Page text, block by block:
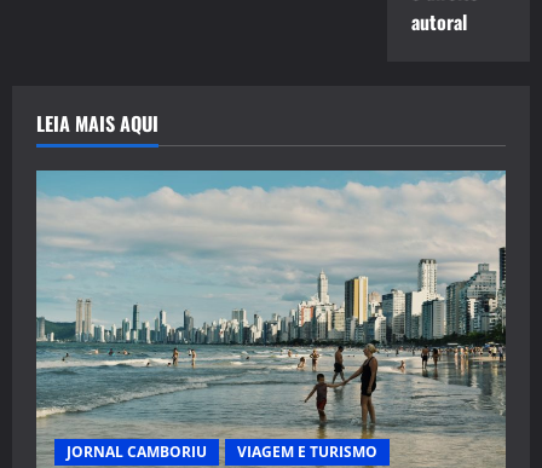
autoral
LEIA MAIS AQUI
JORNAL CAMBORIU VIAGEM E TURISMO